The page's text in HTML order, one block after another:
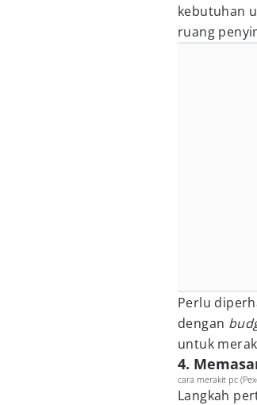
kebutuhan
ruang
Perlu
dengan
untuk
4.
cara merakit pc
Langkah